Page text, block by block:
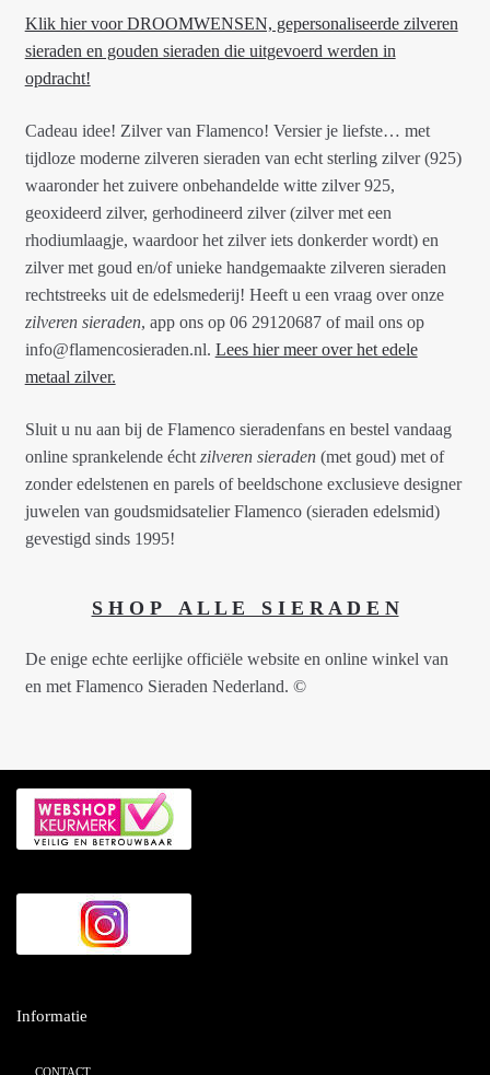
Klik hier voor DROOMWENSEN, gepersonaliseerde zilveren
sieraden en gouden sieraden die uitgevoerd werden in
opdracht!
Cadeau idee! Zilver van Flamenco! Versier je liefste… met
tijdloze moderne zilveren sieraden van echt sterling zilver (925)
waaronder het zuivere onbehandelde witte zilver 925,
geoxideerd zilver, gerhodineerd zilver (zilver met een
rhodiumlaagje, waardoor het zilver iets donkerder wordt) en
zilver met goud en/of unieke handgemaakte zilveren sieraden
rechtstreeks uit de edelsmederij! Heeft u een vraag over onze
zilveren sieraden, app ons op 06 29120687 of mail ons op
info@flamencosieraden.nl. Lees hier meer over het edele
metaal zilver.
Sluit u nu aan bij de Flamenco sieradenfans en bestel vandaag
online sprankelende écht zilveren sieraden(met goud) met of
zonder edelstenen en parels of beeldschone exclusieve designer
juwelen van goudsmidsatelier Flamenco (sieraden edelsmid)
gevestigd sinds 1995!
S H O P A L L E S I E R A D E N
De enige echte eerlijke officiële website en online winkel van
en met Flamenco Sieraden Nederland. ©
Informatie
CONTACT